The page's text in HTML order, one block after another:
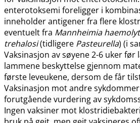
enterotoksemi foreligger i
inneholder antigener fra flere
eventuelt fra Mannheimia
trehalosi(tidligere Pasteurella) (i
Vaksinasjon av søyene 2-6 uker
lammene beskyttelse gjennom
første leveukene, dersom de får
Vaksinasjon mot andre
forutgående vurdering av
Ingen vaksiner mot